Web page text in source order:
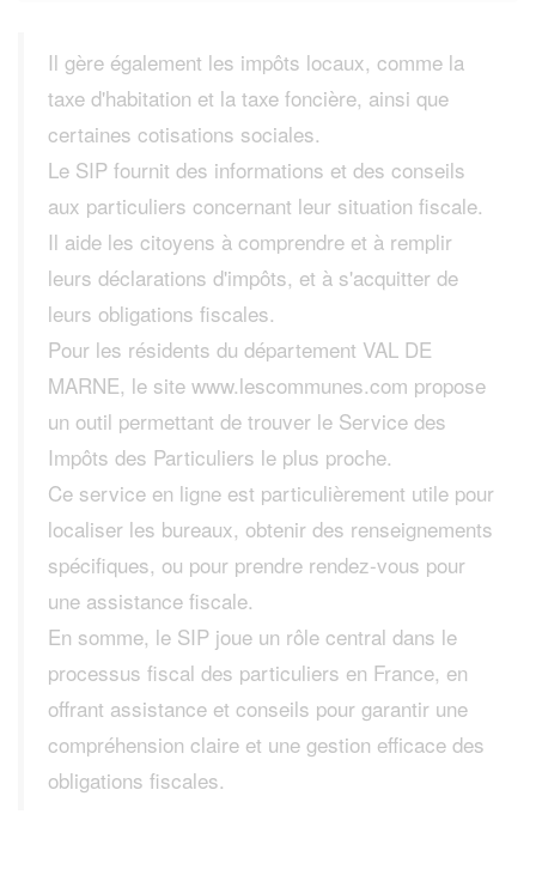
Il gère également les impôts locaux, comme la
taxe d'habitation et la taxe foncière, ainsi que
certaines cotisations sociales.
Le SIP fournit des informations et des conseils
aux particuliers concernant leur situation fiscale.
Il aide les citoyens à comprendre et à remplir
leurs déclarations d'impôts, et à s'acquitter de
leurs obligations fiscales.
Pour les résidents du département VAL DE
MARNE, le site www.lescommunes.com propose
un outil permettant de trouver le Service des
Impôts des Particuliers le plus proche.
Ce service en ligne est particulièrement utile pour
localiser les bureaux, obtenir des renseignements
spécifiques, ou pour prendre rendez-vous pour
une assistance fiscale.
En somme, le SIP joue un rôle central dans le
processus fiscal des particuliers en France, en
offrant assistance et conseils pour garantir une
compréhension claire et une gestion efficace des
obligations fiscales.